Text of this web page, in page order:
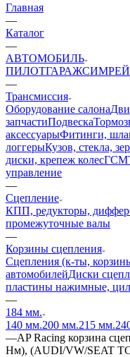
Главная
—
Каталог
—
АВТОМОБИЛЬ
ПИЛОТГАРАЖ
—
Трансмиссия
Оборудование салона
запчастиПодвеска
аксессуарыФитинги,
логгерыКузов, стекла,
диски, крепеж колесГСМ
управление
—
Сцепление
КПП, редукторы,
промежуточные валы
—
Корзины сцепления
Сцепления (к-ты,
автомобилейДиски
пластины нажимные,
—
184 мм.
140 мм.200 мм.215 мм.
—AP Racing корзина
Нм), (AUDI/VW/SEAT